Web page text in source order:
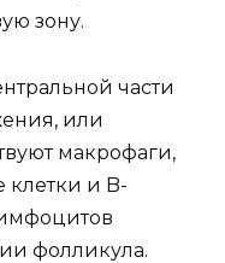
зону.
части
или
макрофаги,
клетки и B-
фолликула.